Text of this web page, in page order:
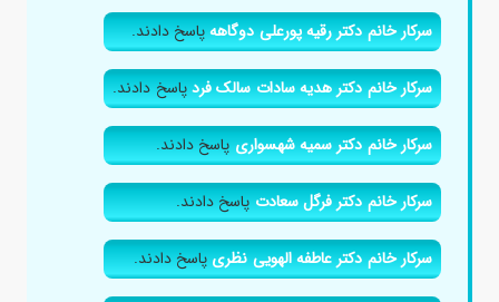
سرکار خانم دکتر رقیه پورعلی دوگاههپاسخ دادند.
سرکار خانم دکتر هدیه سادات سالک فردپاسخ دادند.
سرکار خانم دکتر سمیه شهسواریپاسخ دادند.
سرکار خانم دکتر فرگل سعادتپاسخ دادند.
سرکار خانم دکتر عاطفه الهویی نظریپاسخ دادند.